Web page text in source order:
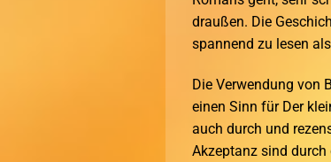
draußen. Die
spannend zu lesen
Die Verwendung von
einen Sinn für Der
auch durch und
Akzeptanz sind